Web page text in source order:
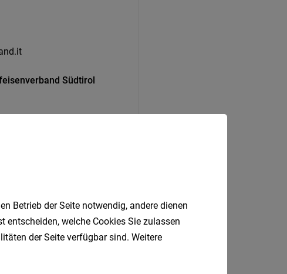
Südtirol
Betrieb der Seite notwendig, andere dienen
welche Cookies Sie zulassen
der Seite verfügbar sind. Weitere